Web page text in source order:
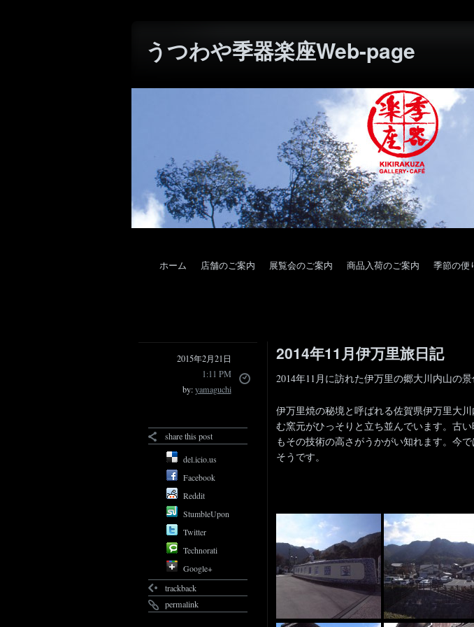
うつわや季器楽座Web-page
ホーム 店舗のご案内 展覧会のご案内 商品入荷のご案内 季節の便
2015年2月21日
1:11 PM
by:yamaguchi
share this post
del.icio.us
Facebook
Reddit
StumbleUpon
Twitter
Technorati
Google+
trackback
permalink
2014年11月伊万里旅日記
2014年11月に訪れた伊万里の郷大川内山の
伊万里焼の秘境と呼ばれる佐賀県伊万里大
む窯元がひっそりと立ち並んでいます。古
もその技術の高さがうかがい知れます。今
そうです。